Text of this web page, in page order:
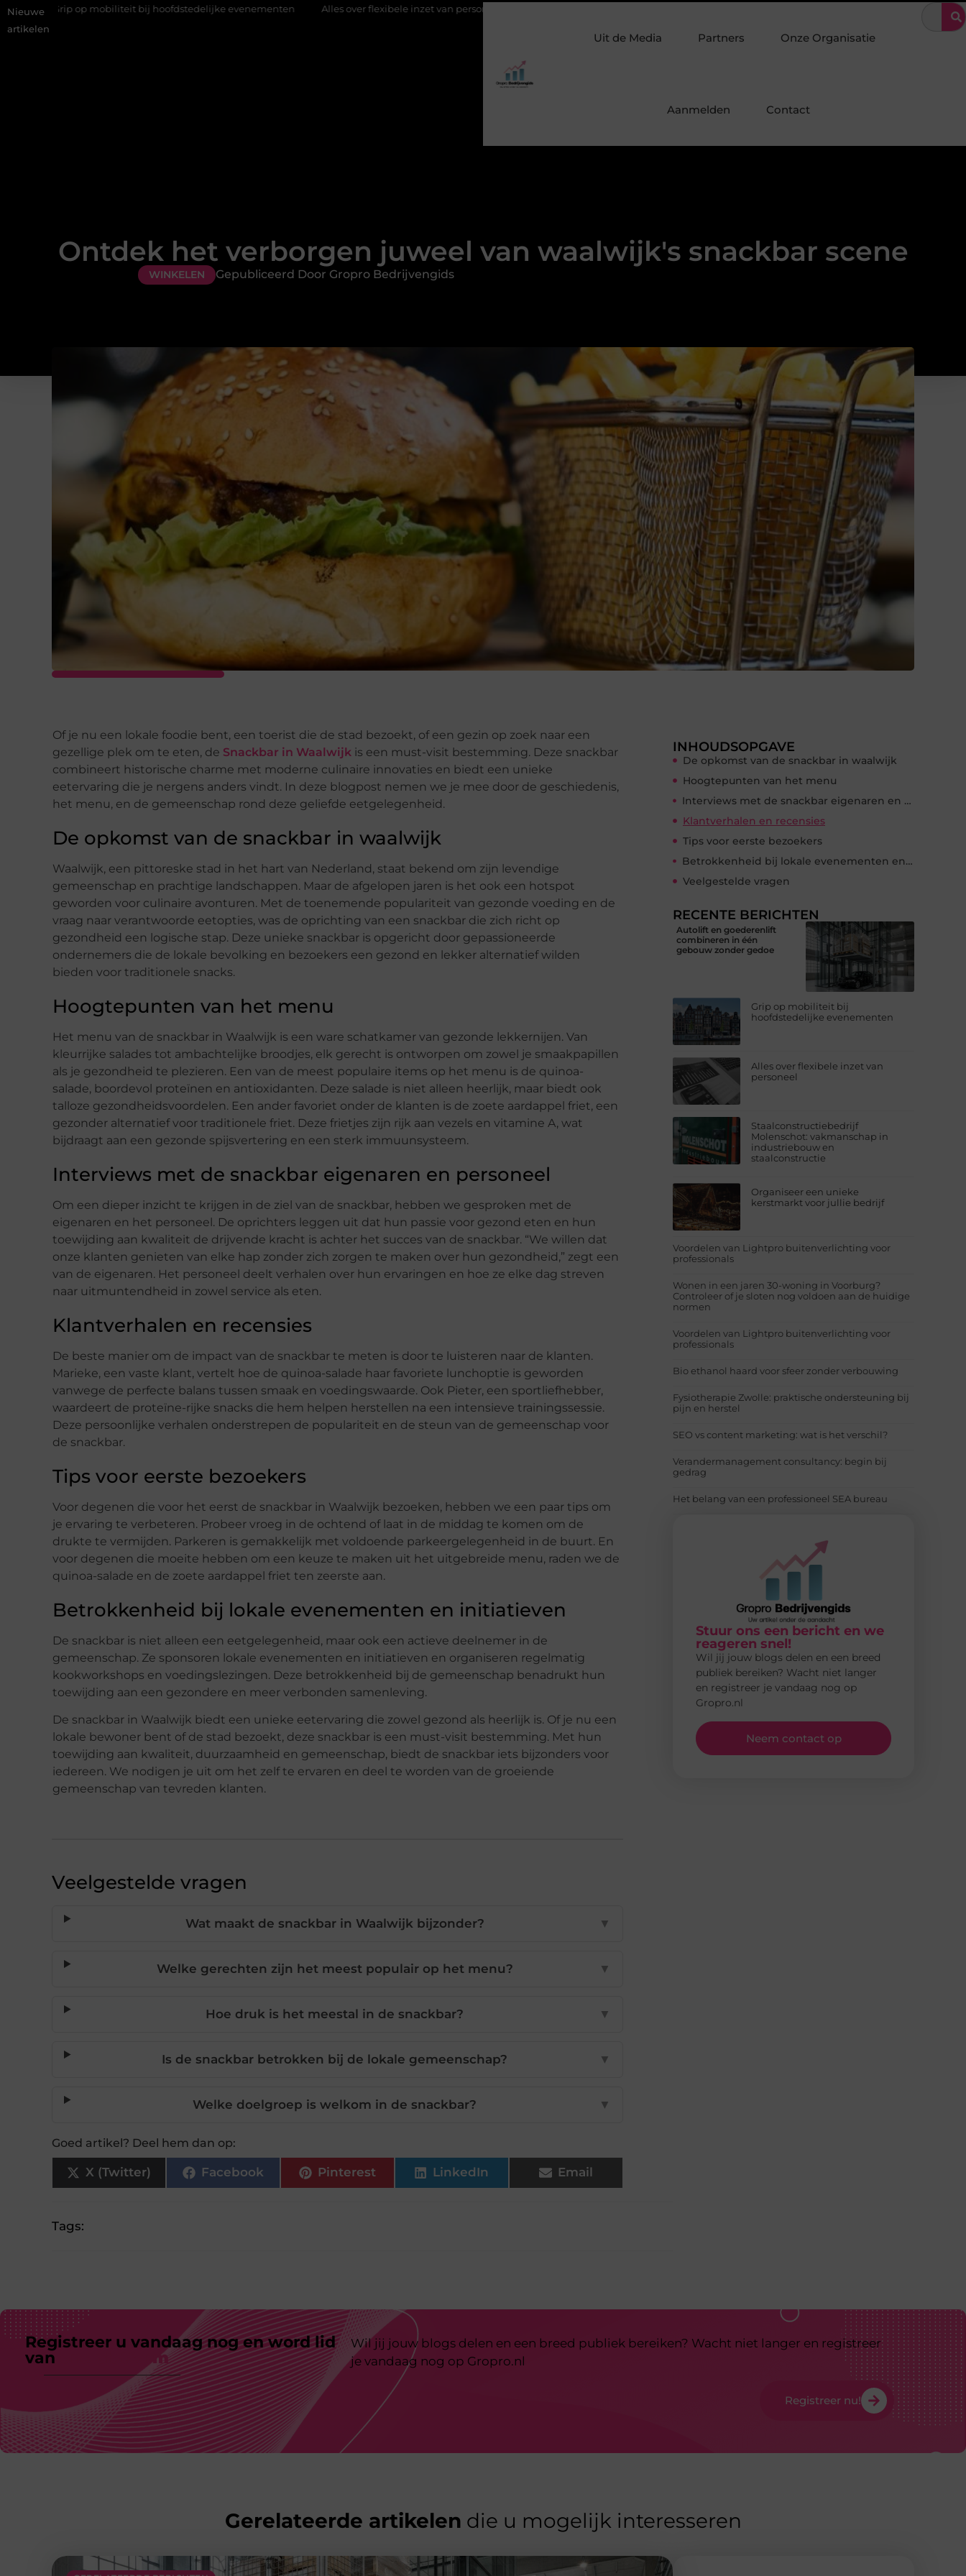
Nieuwe
artikelen
bij hoofdstedelijke evenementen Alles over flexibele inzet van personeel Staalconstructiebedrijf Molenschot: vakmanschap in industriebouw en staalconstructie Organiseer een
Uit de Media Partners Onze Organisatie
Aanmelden Contact
Ontdek het verborgen juweel van waalwijk's snackbar scene
WINKELEN Gepubliceerd Door Gropro Bedrijvengids
Of je nu een lokale foodie bent, een toerist die de stad bezoekt, of een gezin op zoek naar een
gezellige plek om te eten, de Snackbar in Waalwijk is een must-visit bestemming. Deze snackbar
combineert historische charme met moderne culinaire innovaties en biedt een unieke
eetervaring die je nergens anders vindt. In deze blogpost nemen we je mee door de geschiedenis,
het menu, en de gemeenschap rond deze geliefde eetgelegenheid.
De opkomst van de snackbar in waalwijk
Waalwijk, een pittoreske stad in het hart van Nederland, staat bekend om zijn levendige
gemeenschap en prachtige landschappen. Maar de afgelopen jaren is het ook een hotspot
geworden voor culinaire avonturen. Met de toenemende populariteit van gezonde voeding en de
vraag naar verantwoorde eetopties, was de oprichting van een snackbar die zich richt op
gezondheid een logische stap. Deze unieke snackbar is opgericht door gepassioneerde
ondernemers die de lokale bevolking en bezoekers een gezond en lekker alternatief wilden
bieden voor traditionele snacks.
Hoogtepunten van het menu
Het menu van de snackbar in Waalwijk is een ware schatkamer van gezonde lekkernijen. Van
kleurrijke salades tot ambachtelijke broodjes, elk gerecht is ontworpen om zowel je smaakpapillen
als je gezondheid te plezieren. Een van de meest populaire items op het menu is de quinoa-
salade, boordevol proteïnen en antioxidanten. Deze salade is niet alleen heerlijk, maar biedt ook
talloze gezondheidsvoordelen. Een ander favoriet onder de klanten is de zoete aardappel friet, een
gezonder alternatief voor traditionele friet. Deze frietjes zijn rijk aan vezels en vitamine A, wat
bijdraagt aan een gezonde spijsvertering en een sterk immuunsysteem.
Interviews met de snackbar eigenaren en personeel
Om een dieper inzicht te krijgen in de ziel van de snackbar, hebben we gesproken met de
eigenaren en het personeel. De oprichters leggen uit dat hun passie voor gezond eten en hun
toewijding aan kwaliteit de drijvende kracht is achter het succes van de snackbar. “We willen dat
onze klanten genieten van elke hap zonder zich zorgen te maken over hun gezondheid,” zegt een
van de eigenaren. Het personeel deelt verhalen over hun ervaringen en hoe ze elke dag streven
naar uitmuntendheid in zowel service als eten.
Klantverhalen en recensies
De beste manier om de impact van de snackbar te meten is door te luisteren naar de klanten.
Marieke, een vaste klant, vertelt hoe de quinoa-salade haar favoriete lunchoptie is geworden
vanwege de perfecte balans tussen smaak en voedingswaarde. Ook Pieter, een sportliefhebber,
waardeert de proteïne-rijke snacks die hem helpen herstellen na een intensieve trainingssessie.
Deze persoonlijke verhalen onderstrepen de populariteit en de steun van de gemeenschap voor
de snackbar.
Tips voor eerste bezoekers
Voor degenen die voor het eerst de snackbar in Waalwijk bezoeken, hebben we een paar tips om
je ervaring te verbeteren. Probeer vroeg in de ochtend of laat in de middag te komen om de
drukte te vermijden. Parkeren is gemakkelijk met voldoende parkeergelegenheid in de buurt. En
voor degenen die moeite hebben om een keuze te maken uit het uitgebreide menu, raden we de
quinoa-salade en de zoete aardappel friet ten zeerste aan.
Betrokkenheid bij lokale evenementen en initiatieven
De snackbar is niet alleen een eetgelegenheid, maar ook een actieve deelnemer in de
gemeenschap. Ze sponsoren lokale evenementen en initiatieven en organiseren regelmatig
kookworkshops en voedingslezingen. Deze betrokkenheid bij de gemeenschap benadrukt hun
toewijding aan een gezondere en meer verbonden samenleving.
De snackbar in Waalwijk biedt een unieke eetervaring die zowel gezond als heerlijk is. Of je nu een
lokale bewoner bent of de stad bezoekt, deze snackbar is een must-visit bestemming. Met hun
toewijding aan kwaliteit, duurzaamheid en gemeenschap, biedt de snackbar iets bijzonders voor
iedereen. We nodigen je uit om het zelf te ervaren en deel te worden van de groeiende
gemeenschap van tevreden klanten.
Veelgestelde vragen
Wat maakt de snackbar in Waalwijk bijzonder? ▼
Welke gerechten zijn het meest populair op het menu? ▼
Hoe druk is het meestal in de snackbar? ▼
Is de snackbar betrokken bij de lokale gemeenschap? ▼
Welke doelgroep is welkom in de snackbar? ▼
Goed artikel? Deel hem dan op:
X (Twitter) Facebook Pinterest LinkedIn Email
Tags:
INHOUDSOPGAVE
De opkomst van de snackbar in waalwijk
Hoogtepunten van het menu
Interviews met de snackbar eigenaren en personeel
Klantverhalen en recensies
Tips voor eerste bezoekers
Betrokkenheid bij lokale evenementen en initiatieven
Veelgestelde vragen
RECENTE BERICHTEN
Autolift en goederenlift
combineren in één
gebouw zonder gedoe
Grip op mobiliteit bij
hoofdstedelijke evenementen
Alles over flexibele inzet van
personeel
Staalconstructiebedrijf
Molenschot: vakmanschap in
industriebouw en
staalconstructie
Organiseer een unieke
kerstmarkt voor jullie bedrijf
Voordelen van Lightpro buitenverlichting voor
professionals
Wonen in een jaren 30-woning in Voorburg?
Controleer of je sloten nog voldoen aan de huidige
normen
Voordelen van Lightpro buitenverlichting voor
professionals
Bio ethanol haard voor sfeer zonder verbouwing
Fysiotherapie Zwolle: praktische ondersteuning bij
pijn en herstel
SEO vs content marketing: wat is het verschil?
Verandermanagement consultancy: begin bij
gedrag
Het belang van een professioneel SEA bureau
Stuur ons een bericht en we
reageren snel!
Wil jij jouw blogs delen en een breed
publiek bereiken? Wacht niet langer
en registreer je vandaag nog op
Gropro.nl
Neem contact op
Registreer u vandaag nog en word lid
van
ons platform
Wil jij jouw blogs delen en een breed publiek bereiken? Wacht niet langer en registreer
je vandaag nog op Gropro.nl
Registreer nu!
Gerelateerde artikelen die u mogelijk interesseren